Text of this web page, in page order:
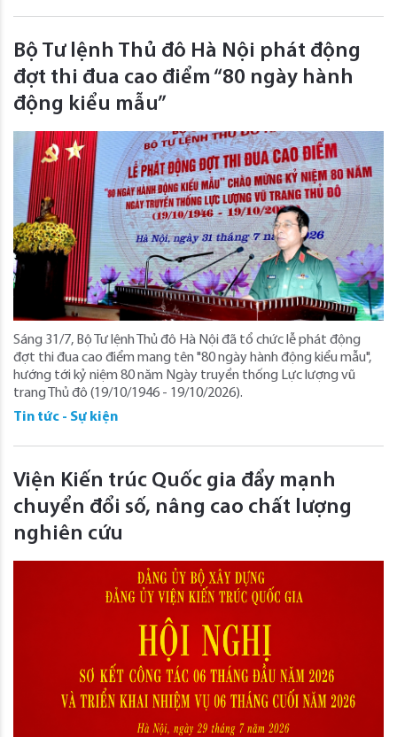
Bộ Tư lệnh Thủ đô Hà Nội phát động
đợt thi đua cao điểm “80 ngày hành
động kiểu mẫu”
Sáng 31/7, Bộ Tư lệnh Thủ đô Hà Nội đã tổ chức lễ phát động
đợt thi đua cao điểm mang tên "80 ngày hành động kiểu mẫu",
hướng tới kỷ niệm 80 năm Ngày truyền thống Lực lượng vũ
trang Thủ đô (19/10/1946 - 19/10/2026).
Tin tức - Sự kiện
Viện Kiến trúc Quốc gia đẩy mạnh
chuyển đổi số, nâng cao chất lượng
nghiên cứu